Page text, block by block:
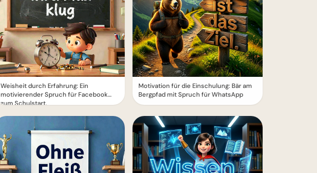
Weisheit durch Erfahrung: Ein
motivierender Spruch für Facebook
zum Schulstart.
Motivation für die Einschulung: Bär am
Bergpfad mit Spruch für WhatsApp